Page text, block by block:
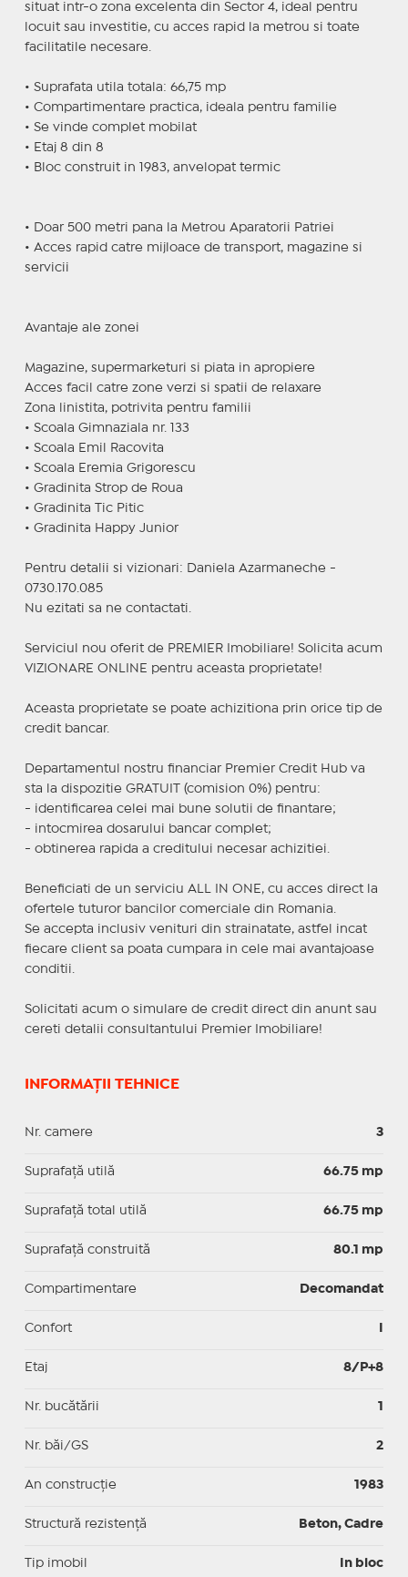
situat intr-o zona excelenta din Sector 4, ideal pentru
locuit sau investitie, cu acces rapid la metrou si toate
facilitatile necesare.
• Suprafata utila totala: 66,75 mp
• Compartimentare practica, ideala pentru familie
• Se vinde complet mobilat
• Etaj 8 din 8
• Bloc construit in 1983, anvelopat termic
• Doar 500 metri pana la Metrou Aparatorii Patriei
• Acces rapid catre mijloace de transport, magazine si
servicii
Avantaje ale zonei
Magazine, supermarketuri si piata in apropiere
Acces facil catre zone verzi si spatii de relaxare
Zona linistita, potrivita pentru familii
• Scoala Gimnaziala nr. 133
• Scoala Emil Racovita
• Scoala Eremia Grigorescu
• Gradinita Strop de Roua
• Gradinita Tic Pitic
• Gradinita Happy Junior
Pentru detalii si vizionari: Daniela Azarmaneche -
0730.170.085
Nu ezitati sa ne contactati.
Serviciul nou oferit de PREMIER Imobiliare! Solicita acum
VIZIONARE ONLINE pentru aceasta proprietate!
Aceasta proprietate se poate achizitiona prin orice tip de
credit bancar.
Departamentul nostru financiar Premier Credit Hub va
sta la dispozitie GRATUIT (comision 0%) pentru:
- identificarea celei mai bune solutii de finantare;
- intocmirea dosarului bancar complet;
- obtinerea rapida a creditului necesar achizitiei.
Beneficiati de un serviciu ALL IN ONE, cu acces direct la
ofertele tuturor bancilor comerciale din Romania.
Se accepta inclusiv venituri din strainatate, astfel incat
fiecare client sa poata cumpara in cele mai avantajoase
conditii.
Solicitati acum o simulare de credit direct din anunt sau
cereti detalii consultantului Premier Imobiliare!
INFORMAȚII TEHNICE
Nr. camere 3
Suprafaţă utilă 66.75 mp
Suprafaţă total utilă 66.75 mp
Suprafaţă construită 80.1 mp
Compartimentare Decomandat
Confort
Etaj 8/P+8
Nr. bucătării 1
Nr. băi/GS 2
An construcție 1983
Structură rezistență Beton, Cadre
Tip imobil In bloc